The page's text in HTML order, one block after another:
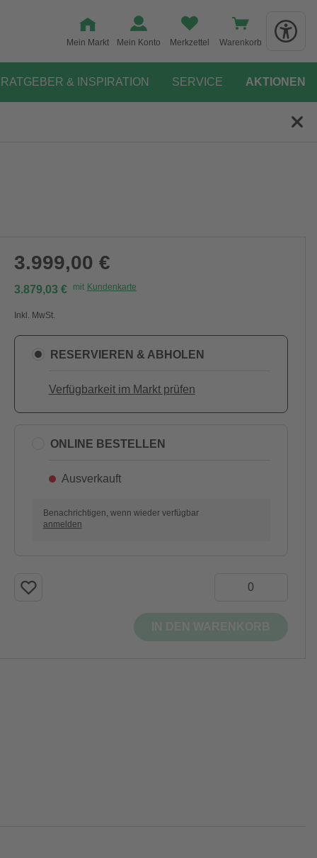
Mein Markt Mein Konto Merkzettel Warenkorb
RATGEBER & INSPIRATION SERVICE AKTIONEN
3.999,00 €
3.879,03 € mit Kundenkarte
Inkl. MwSt.
RESERVIEREN & ABHOLEN
Verfügbarkeit im Markt prüfen
ONLINE BESTELLEN
Ausverkauft
Benachrichtigen, wenn wieder verfügbar
anmelden